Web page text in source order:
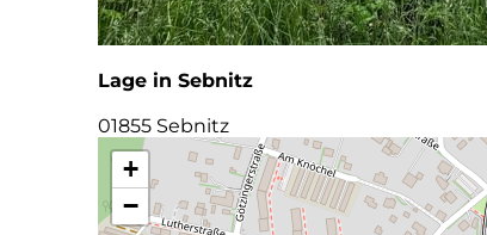
Lage in Sebnitz
01855 Sebnitz
+
−